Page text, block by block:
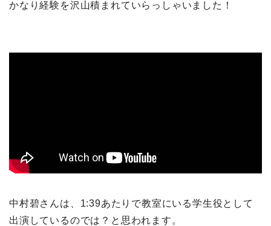
かなり経験を沢山積まれていらっしゃいました！
中村碧さんは、1:39あたりで教室にいる学生役として
出演しているのでは？と思われます。